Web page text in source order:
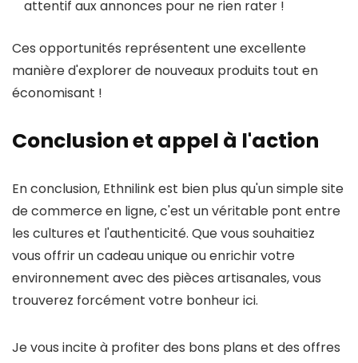
attentif aux annonces pour ne rien rater !
Ces opportunités représentent une excellente
manière d'explorer de nouveaux produits tout en
économisant !
Conclusion et appel à l'action
En conclusion, Ethnilink est bien plus qu'un simple site
de commerce en ligne, c'est un véritable pont entre
les cultures et l'authenticité. Que vous souhaitiez
vous offrir un cadeau unique ou enrichir votre
environnement avec des pièces artisanales, vous
trouverez forcément votre bonheur ici.
Je vous incite à profiter des bons plans et des offres